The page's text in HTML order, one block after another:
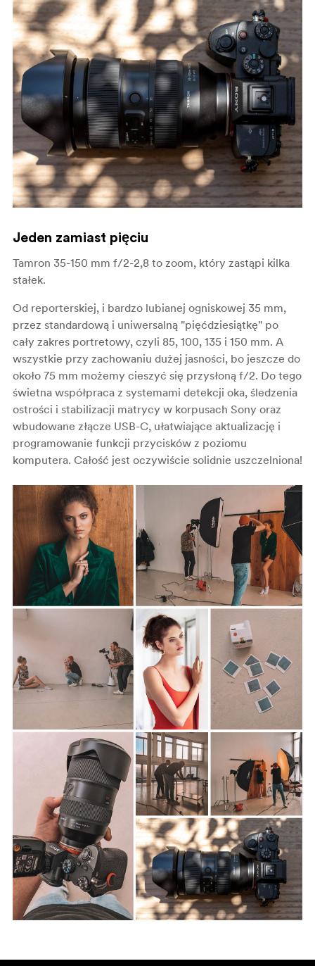
Jeden zamiast pięciu
Tamron 35-150 mm f/2-2,8 to zoom, który zastąpi kilka
stałek.
Od reporterskiej, i bardzo lubianej ogniskowej 35 mm,
przez standardową i uniwersalną "pięćdziesiątkę" po
cały zakres portretowy, czyli 85, 100, 135 i 150 mm. A
wszystkie przy zachowaniu dużej jasności, bo jeszcze do
około 75 mm możemy cieszyć się przysłoną f/2. Do tego
świetna współpraca z systemami detekcji oka, śledzenia
ostrości i stabilizacji matrycy w korpusach Sony oraz
wbudowane złącze USB-C, ułatwiające aktualizację i
programowanie funkcji przycisków z poziomu
komputera. Całość jest oczywiście solidnie uszczelniona!